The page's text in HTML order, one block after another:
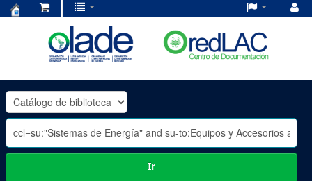
OLADE
-
Ir